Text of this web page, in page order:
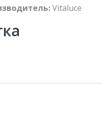
Vitaluce